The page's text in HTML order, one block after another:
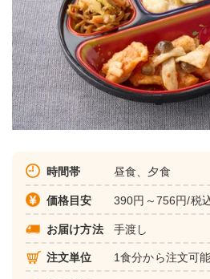
時間帯 昼食、夕食
価格目安 390円～756円/税
お届け方法 手渡し
注文単位 1食分から注文可能